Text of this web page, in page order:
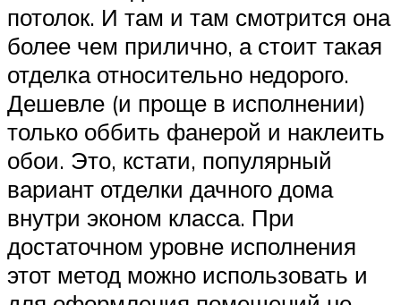
потолок. И там и там смотрится она
более чем прилично, а стоит такая
отделка относительно недорого.
Дешевле (и проще в исполнении)
только оббить фанерой и наклеить
обои. Это, кстати, популярный
вариант отделки дачного дома
внутри эконом класса. При
достаточном уровне исполнения
этот метод можно использовать и